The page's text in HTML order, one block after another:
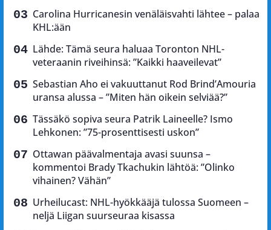
Carolina Hurricanesin venäläisvahti lähtee – palaa
KHL:ään
Lähde: Tämä seura haluaa Toronton NHL-
veteraanin riveihinsä: ”Kaikki haaveilevat”
Sebastian Aho ei vakuuttanut Rod Brind’Amouria
uransa alussa – ”Miten hän oikein selviää?”
Tässäkö sopiva seura Patrik Laineelle? Ismo
Lehkonen: ”75-prosenttisesti uskon”
Ottawan päävalmentaja avasi suunsa –
kommentoi Brady Tkachukin lähtöä: ”Olinko
vihainen? Vähän”
Urheilucast: NHL-hyökkääjä tulossa Suomeen –
neljä Liigan suurseuraa kisassa